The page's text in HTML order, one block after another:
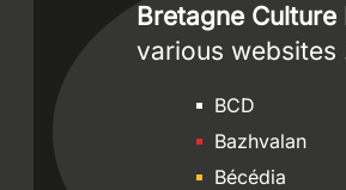
Bretagne Culture
various websites
SitesBCD
Bazhvalan
Bécédia